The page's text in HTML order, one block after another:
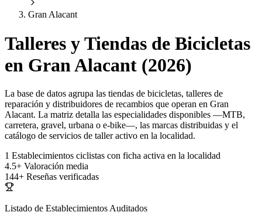
Gran Alacant
Talleres y Tiendas de Bicicletas
en Gran Alacant (2026)
La base de datos agrupa las tiendas de bicicletas, talleres de
reparación y distribuidores de recambios que operan en Gran
Alacant. La matriz detalla las especialidades disponibles —MTB,
carretera, gravel, urbana o e-bike—, las marcas distribuidas y el
catálogo de servicios de taller activo en la localidad.
1 Establecimientos ciclistas con ficha activa en la localidad
4.5+ Valoración media
144+ Reseñas verificadas
Listado de Establecimientos Auditados